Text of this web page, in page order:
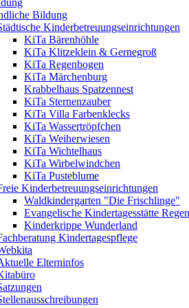
Bildung
Kinderbetreuungseinrichtungen
KiTa Bärenhöhle
KiTa Klitzeklein & Gernegroß
KiTa Regenbogen
KiTa Märchenburg
Krabbelhaus Spatzennest
KiTa Sternenzauber
KiTa Villa Farbenklecks
KiTa Wassertröpfchen
KiTa Weiherwiesen
KiTa Wichtelhaus
KiTa Wirbelwindchen
KiTa Pusteblume
Kinderbetreuungseinrichtungen
Waldkindergarten "Die Frischlinge"
Evangelische Kindertagesstätte
Kinderkrippe Wunderland
Kindertagespflege
Elterninfos